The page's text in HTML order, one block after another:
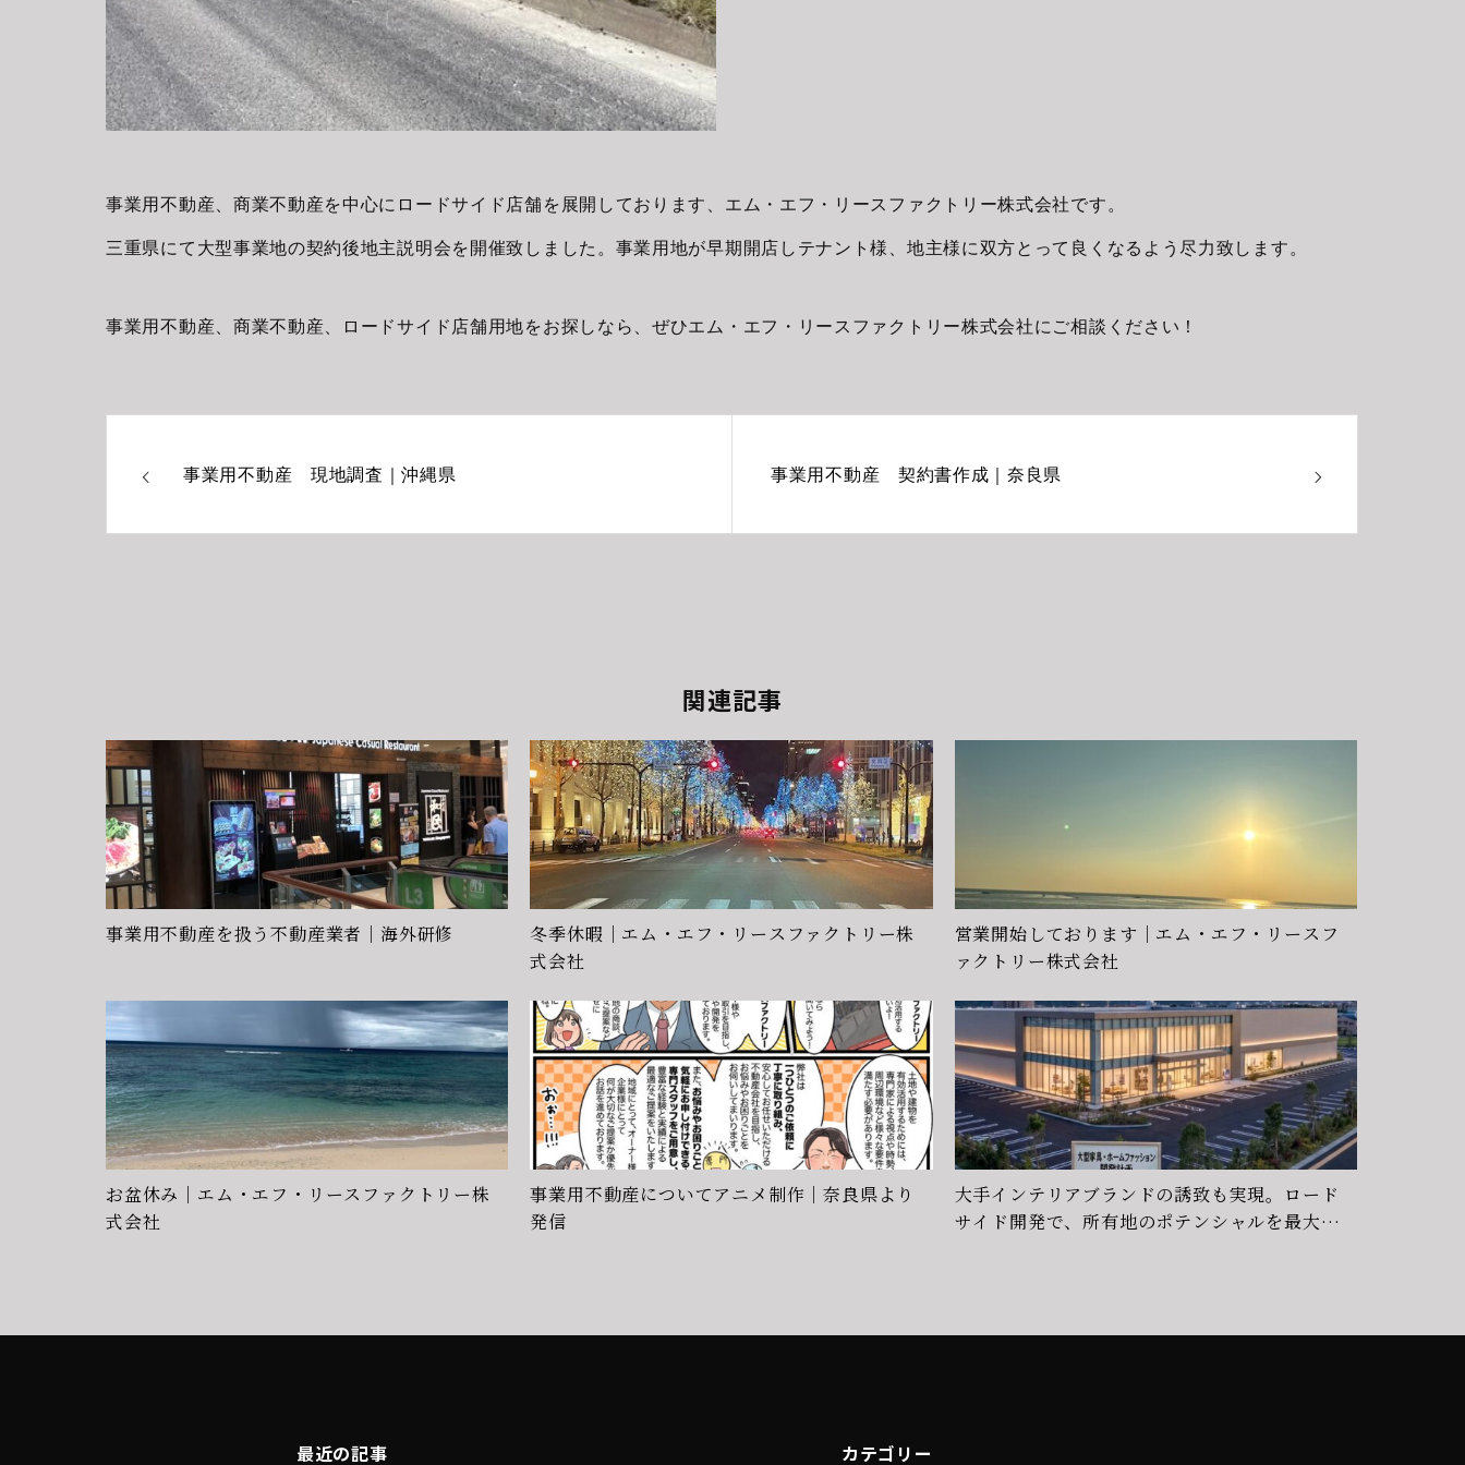
事業用不動産、商業不動産を中心にロードサイド店舗を展開しております、エム・エフ・リースファクトリー株式会社です。
三重県にて大型事業地の契約後地主説明会を開催致しました。事業用地が早期開店しテナント様、地主様に双方とって良くなるよう尽力致します。
事業用不動産、商業不動産、ロードサイド店舗用地をお探しなら、ぜひエム・エフ・リースファクトリー株式会社にご相談ください！
事業用不動産 現地調査｜沖縄県 事業用不動産 契約書作成｜奈良県
関連記事
事業用不動産を扱う不動産業者｜海外研修
冬季休暇｜エム・エフ・リースファクトリー株
式会社
営業開始しております｜エム・エフ・リースフ
ァクトリー株式会社
お盆休み｜エム・エフ・リースファクトリー株
式会社
事業用不動産についてアニメ制作｜奈良県より
発信
大手インテリアブランドの誘致も実現。ロード
サイド開発で、所有地のポテンシャルを最大化
最近の記事 カテゴリー